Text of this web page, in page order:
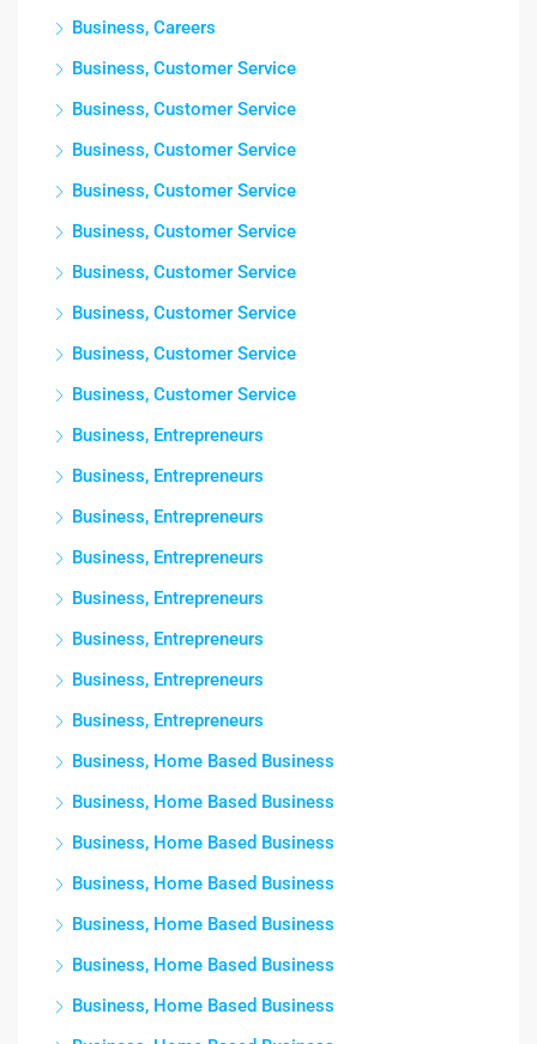
Business, Careers
Business, Customer Service
Business, Customer Service
Business, Customer Service
Business, Customer Service
Business, Customer Service
Business, Customer Service
Business, Customer Service
Business, Customer Service
Business, Customer Service
Business, Entrepreneurs
Business, Entrepreneurs
Business, Entrepreneurs
Business, Entrepreneurs
Business, Entrepreneurs
Business, Entrepreneurs
Business, Entrepreneurs
Business, Entrepreneurs
Business, Home Based Business
Business, Home Based Business
Business, Home Based Business
Business, Home Based Business
Business, Home Based Business
Business, Home Based Business
Business, Home Based Business